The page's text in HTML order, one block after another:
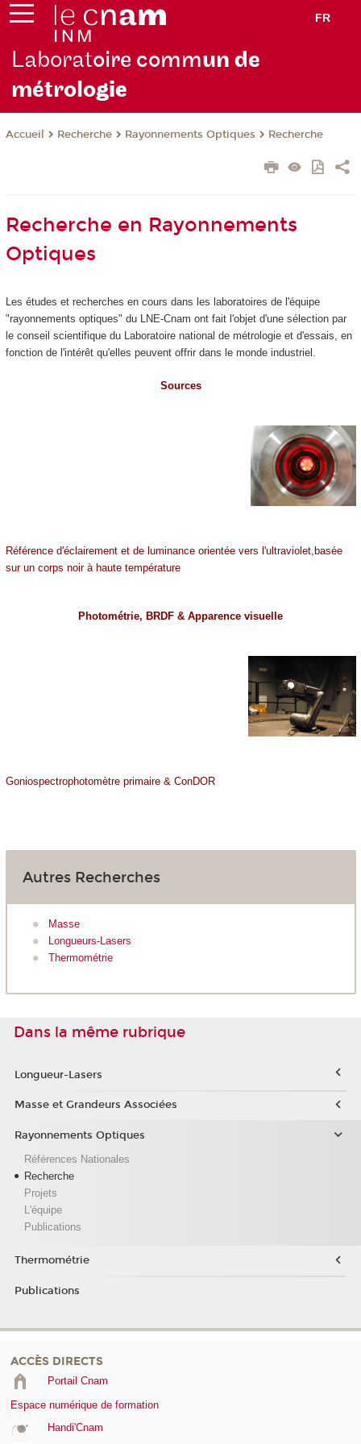
FR
Laboratoire commun de
métrologie
Accueil Recherche Rayonnements Optiques Recherche
Recherche en Rayonnements
Optiques
Les études et recherches en cours dans les laboratoires de l'équipe
"rayonnements optiques" du LNE-Cnam ont fait l'objet d'une sélection par
le conseil scientifique du Laboratoire national de métrologie et d'essais, en
fonction de l'intérêt qu'elles peuvent offrir dans le monde industriel.
Sources
Référence d'éclairement et de luminance orientée vers l'ultraviolet,basée
sur un corps noir à haute température
Photométrie, BRDF & Apparence visuelle
Goniospectrophotomètre primaire & ConDOR
Autres Recherches
Masse
Longueurs-Lasers
Thermométrie
Dans la même rubrique
Longueur-Lasers
Masse et Grandeurs Associées
Rayonnements Optiques
Références Nationales
Recherche
Projets
L'équipe
Publications
Thermométrie
Publications
ACCÈS DIRECTS
Portail Cnam
Espace numérique de formation
Handi'Cnam